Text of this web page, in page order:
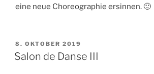
eine neue Choreographie ersinnen. 🙂
VERÖFFENTLICHT
AM
8. OKTOBER 2019
Salon de Danse III